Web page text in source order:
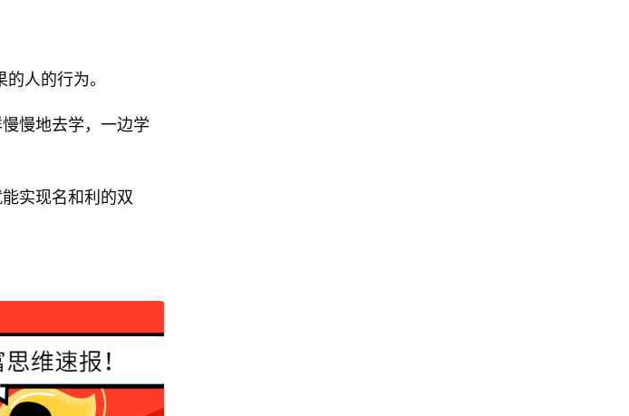
人的行为。
慢地去学，一边学
实现名和利的双